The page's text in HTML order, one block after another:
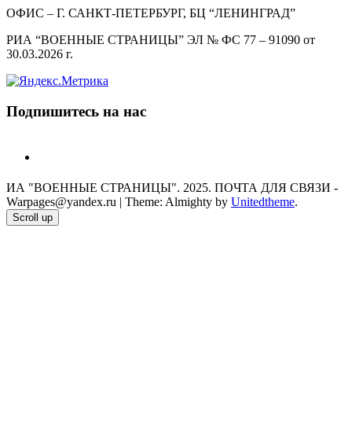
ОФИС – Г. САНКТ-ПЕТЕРБУРГ, БЦ “ЛЕНИНГРАД”
РИА “ВОЕННЫЕ СТРАНИЦЫ” ЭЛ № ФС 77 – 91090 от
30.03.2026 г.
Подпишитесь на нас
ИА "ВОЕННЫЕ СТРАНИЦЫ". 2025. ПОЧТА ДЛЯ СВЯЗИ -
Warpages@yandex.ru | Theme: Almighty by Unitedtheme.
Scroll up